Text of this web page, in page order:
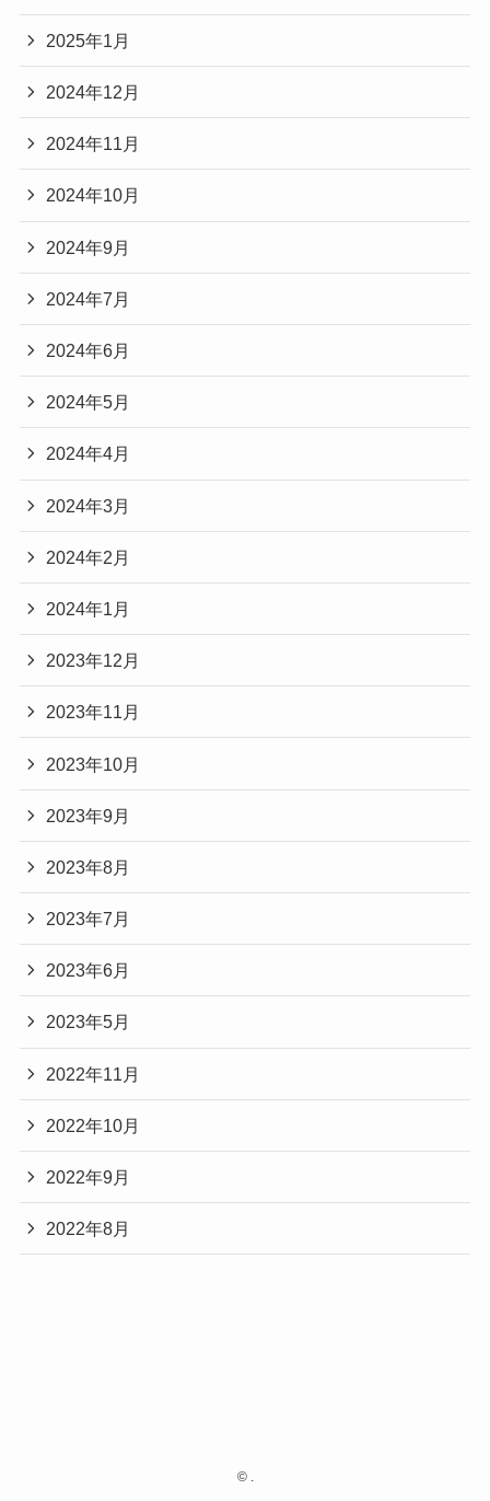
2025年1月
2024年12月
2024年11月
2024年10月
2024年9月
2024年7月
2024年6月
2024年5月
2024年4月
2024年3月
2024年2月
2024年1月
2023年12月
2023年11月
2023年10月
2023年9月
2023年8月
2023年7月
2023年6月
2023年5月
2022年11月
2022年10月
2022年9月
2022年8月
©.